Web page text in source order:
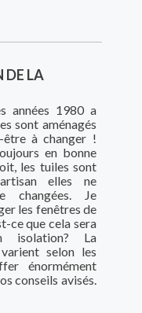
DE LA
années 1980 a
sont aménagés
à changer !
en bonne
les tuiles sont
elles ne
changées. Je
les fenêtres de
ce que cela sera
isolation? La
selon les
énormément
conseils avisés.